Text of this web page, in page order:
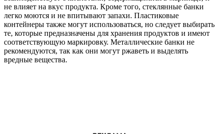
не влияет на вкус продукта. Кроме того, стеклянные банки
легко моются и не впитывают запахи. Пластиковые
контейнеры также могут использоваться, но следует выбирать
те, которые предназначены для хранения продуктов и имеют
соответствующую маркировку. Металлические банки не
рекомендуются, так как они могут ржаветь и выделять
вредные вещества.